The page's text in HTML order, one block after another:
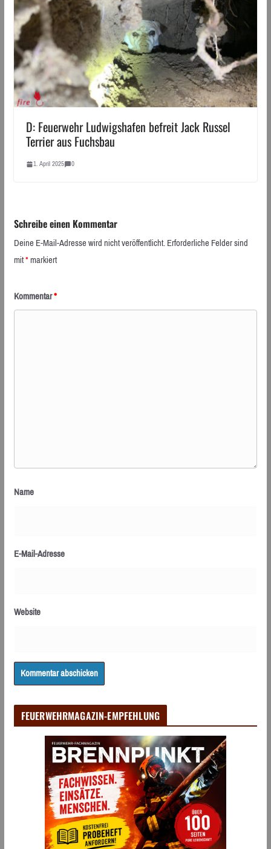
D: Feuerwehr Ludwigshafen befreit Jack Russel
Terrier aus Fuchsbau
1. April 2025 0
Schreibe einen Kommentar
Deine E-Mail-Adresse wird nicht veröffentlicht.Erforderliche Felder sind
mit*markiert
Kommentar*
Name
E-Mail-Adresse
Website
FEUERWEHRMAGAZIN-EMPFEHLUNG